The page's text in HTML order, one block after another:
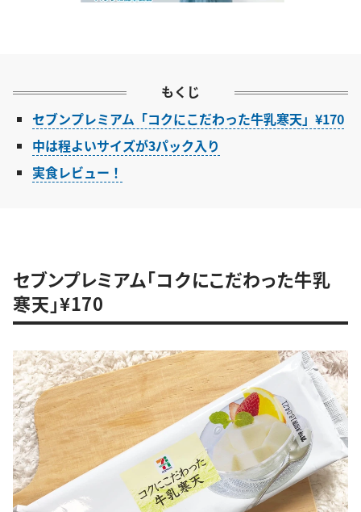
もくじ
セブンプレミアム「コクにこだわった牛乳寒天」¥170
中は程よいサイズが3パック入り
実食レビュー！
セブンプレミアム「コクにこだわった牛乳
寒天」¥170